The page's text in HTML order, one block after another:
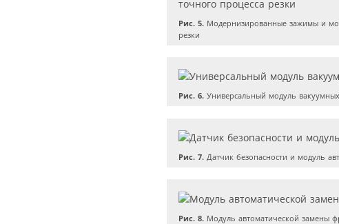
Рис. 5. Модернизированные зажимы и
резки
Рис. 6. Универсальный модуль
Рис. 7. Датчик безопасности и модуль
Рис. 8. Модуль автоматической замены